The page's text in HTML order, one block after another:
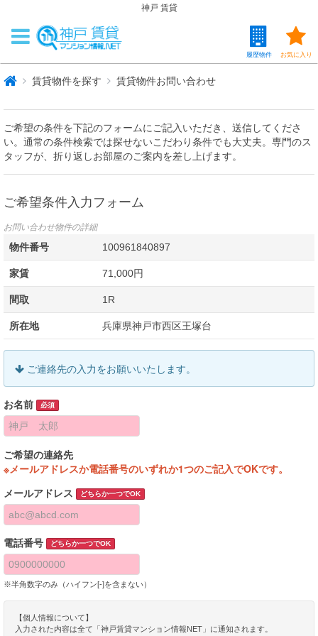
神戸 賃貸
お気に入り
履歴物件
賃貸物件を探す 賃貸物件お問い合わせ
ご希望の条件を下記のフォームにご記入いただき、送信してくださ
い。通常の条件検索では探せないこだわり条件でも大丈夫。専門のス
タッフが、折り返しお部屋のご案内を差し上げます。
ご希望条件入力フォーム
お問い合わせ物件の詳細
物件番号 100961840897
家賃 71,000円
間取 1R
所在地 兵庫県神戸市西区王塚台
ご連絡先の入力をお願いいたします。
お名前 必須
ご希望の連絡先
※メールアドレスか電話番号のいずれか1つのご記入でOKです。
メールアドレス どちらか一つでOK
電話番号 どちらか一つでOK
※半角数字のみ（ハイフン[-]を含まない）
【個人情報について】
入力された内容は全て「神戸賃貸マンション情報NET」に通知されます。